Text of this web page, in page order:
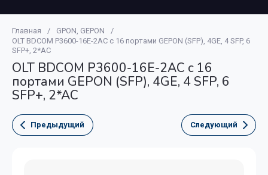
Главная / GPON, GEPON
/
OLT BDCOM P3600-16E-2AC с 16 портами GEPON (SFP), 4GE, 4 SFP, 6
SFP+, 2*AC
OLT BDCOM P3600-16E-2AC с 16
портами GEPON (SFP), 4GE, 4 SFP, 6
SFP+, 2*AC
Предыдущий Следующий